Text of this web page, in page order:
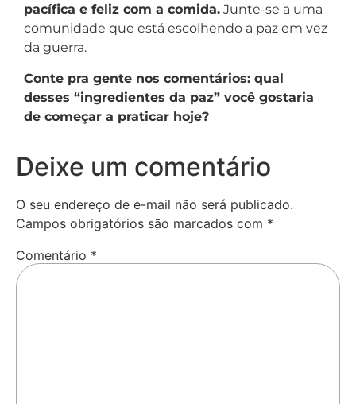
pacífica e feliz com a comida. Junte-se a uma
comunidade que está escolhendo a paz em vez
da guerra.
Conte pra gente nos comentários: qual
desses “ingredientes da paz” você gostaria
de começar a praticar hoje?
Deixe um comentário
O seu endereço de e-mail não será publicado.
Campos obrigatórios são marcados com *
Comentário *